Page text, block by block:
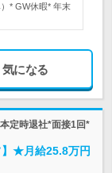
* GW休暇* 年末
気になる
定時退社*面接1回*
】★月給25.8万円